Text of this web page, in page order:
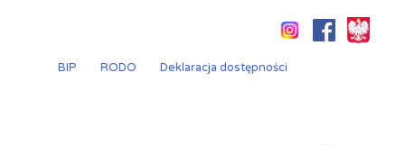
BIP
RODO Deklaracja dostępności